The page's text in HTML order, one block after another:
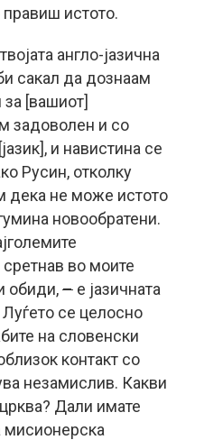
истото.
англо-јазична
сакал да дознаам
[вашиот]
задоволен и со
и навистина се
Русин, отколку
дека не може истото
новообратени.
во моите
обиди,– е јазичната
Луѓето се целосно
на словенски
контакт со
незамислив. Какви
Дали имате
мисионерска